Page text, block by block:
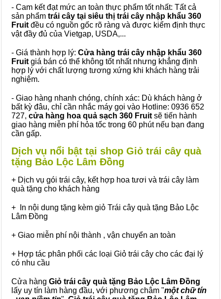
- Cam kết đạt mức an toàn thực phẩm tốt nhất: Tất cả
sản phẩm trái cây tại siêu thị trái cây nhập khẩu 360
Fruit đều có nguồn gốc rõ ràng và được kiểm định thực
vật đầy đủ của Vietgap, USDA,...
- Giá thành hợp lý: Cửa hàng trái cây nhập khẩu 360
Fruit giá bán có thể không tốt nhất nhưng khẳng định
hợp lý với chất lượng tương xứng khi khách hàng trải
nghiệm.
- Giao hàng nhanh chóng, chính xác: Dù khách hàng ở
bất kỳ đâu, chỉ cần nhắc máy gọi vào Hotline: 0936 652
727, cửa hàng hoa quả sạch 360 Fruit sẽ tiến hành
giao hàng miễn phí hỏa tốc trong 60 phút nếu bạn đang
cần gấp.
Dịch vụ nổi bật tại shop Giỏ trái cây quà
tặng Bảo Lộc Lâm Đồng
+ Dịch vụ gói trái cây, kết hợp hoa tươi và trái cây làm
quà tặng cho khách hàng
+ In nội dung tặng kèm giỏ Trái cây quà tặng Bảo Lộc
Lâm Đồng
+ Giao miễn phí nội thành , vận chuyển an toàn
+ Hợp tác phân phối các loại Giỏ trái cây cho các đại lý
có nhu cầu
Cửa hàng Giỏ trái cây quà tặng Bảo Lộc Lâm Đồng
lấy uy tín làm hàng đầu, với phương châm "một chữ tín